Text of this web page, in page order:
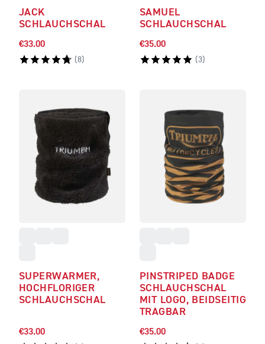
JACK
SCHLAUCHSCHAL
€33.00
(8)
SAMUEL
SCHLAUCHSCHAL
€35.00
(3)
SUPERWARMER,
HOCHFLORIGER
SCHLAUCHSCHAL
€33.00
PINSTRIPED BADGE
SCHLAUCHSCHAL
MIT LOGO, BEIDSEITIG
TRAGBAR
€35.00